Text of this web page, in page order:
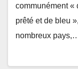
communément «
prêté et de bleu
nombreux